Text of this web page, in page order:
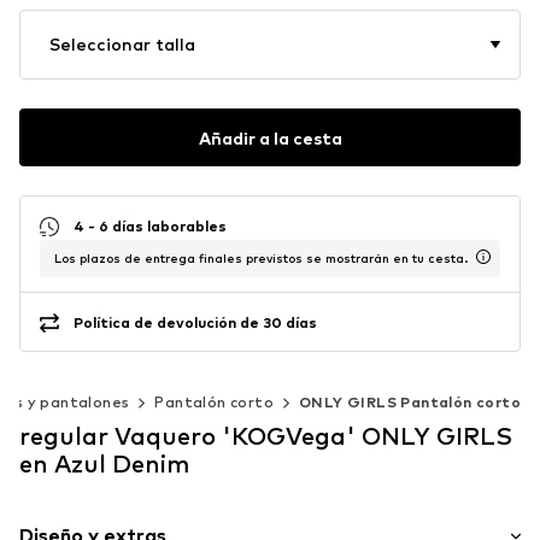
Seleccionar talla
Añadir a la cesta
4 - 6 días laborables
Los plazos de entrega finales previstos se mostrarán en tu cesta.
Política de devolución de 30 días
y pantalones Pantalón corto ONLY GIRLS Pantalón corto
regular Vaquero 'KOGVega' ONLY GIRLS
en Azul Denim